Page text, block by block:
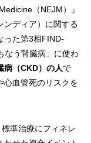
（NEJM）』
ンディア）に関する
った第3相FIND-
なう腎臓病」に使わ
病（CKD）の人で
心血管死のリスクを
準治療にフィネレ